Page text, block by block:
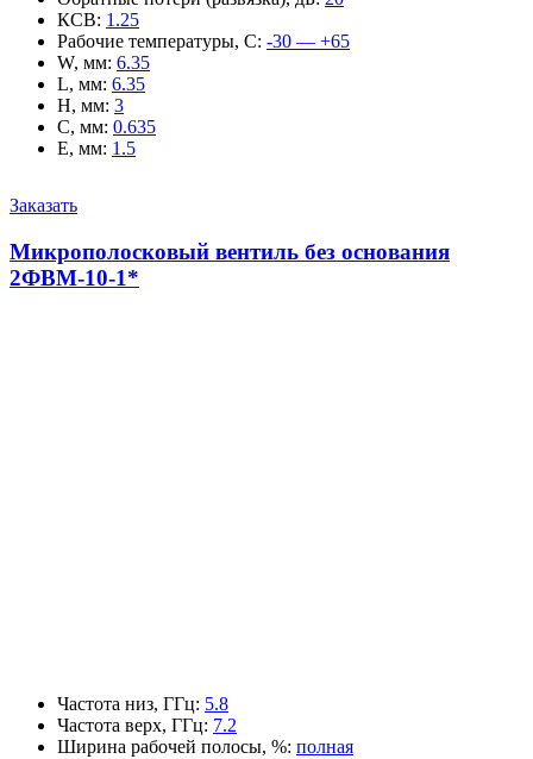
КСВ: 1.25
Рабочие температуры, С: -30 — +65
W, мм: 6.35
L, мм: 6.35
H, мм: 3
C, мм: 0.635
E, мм: 1.5
Заказать
Микрополосковый вентиль без основания
2ФВМ-10-1*
Частота низ, ГГц: 5.8
Частота верх, ГГц: 7.2
Ширина рабочей полосы, %: полная